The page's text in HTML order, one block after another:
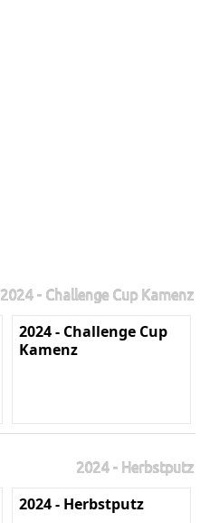
2024 - Challenge Cup Kamenz
2024 - Challenge Cup
Kamenz
2024 - Herbstputz
2024 - Herbstputz